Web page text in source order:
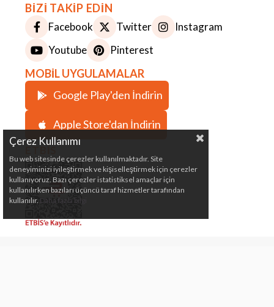
BİZİ TAKİP EDİN
Facebook Twitter
Instagram
Youtube
Pinterest
MOBİL UYGULAMALAR
Google Play'den İndirin
Apple Store'dan İndirin
Çerez Kullanımı
Bu web sitesinde çerezler kullanılmaktadır. Site
deneyiminizi iyileştirmek ve kişiselleştirmek için çerezler
kullanıyoruz. Bazı çerezler istatistiksel amaçlar için
kullanılırken bazıları üçüncü taraf hizmetler tarafından
kullanılır. Daha fazla bilgi